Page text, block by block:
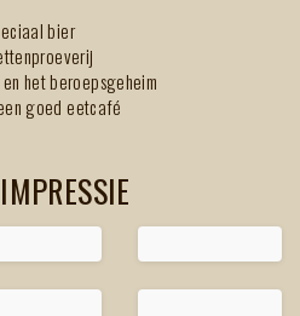
bier
het beroepsgeheim
goed eetcafé